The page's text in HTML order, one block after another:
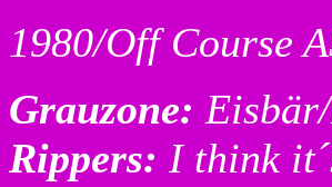
1980/Off Course
Grauzone:
Rippers: I think